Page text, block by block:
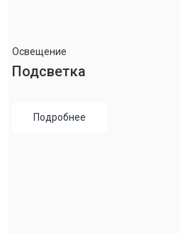
Освещение
Подсветка
Подробнее